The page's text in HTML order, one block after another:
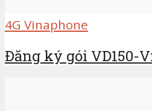
4G Vinaphone
Đăng ký gói VD150-